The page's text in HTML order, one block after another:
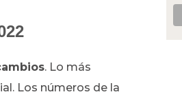
. Lo más
Los números de la